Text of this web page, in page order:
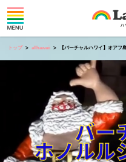
トップ allhawaii 【バーチャルハワイ】オアフ